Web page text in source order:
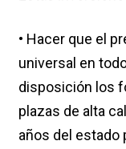
• Hacer que el
universal en
disposición los
plazas de alta
años del estado